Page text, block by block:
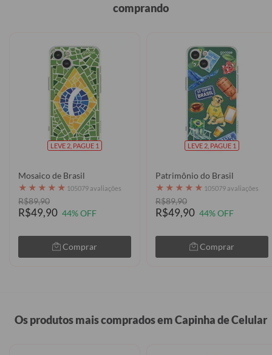
comprando
LEVE 2, PAGUE 1
Mosaico de Brasil
★ ★ ★ ★ ★ 105079 avaliações
R$89,90
R$49,90 44% OFF
Comprar
LEVE 2, PAGUE 1
Patrimônio do Brasil
★ ★ ★ ★ ★ 105079 avaliações
R$89,90
R$49,90 44% OFF
Comprar
Os produtos mais comprados em Capinha de Celular